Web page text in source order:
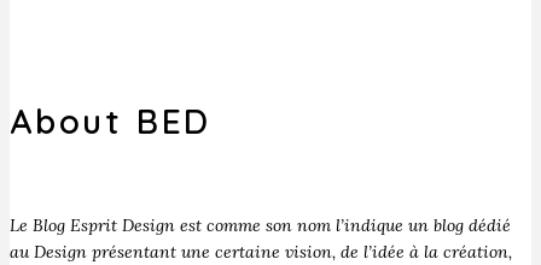
About BED
Le Blog Esprit Design est comme son nom l’indique un blog dédié
au Design présentant une certaine vision, de l’idée à la création,